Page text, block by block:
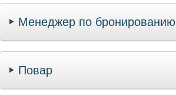
Менеджер по бронированию
Повар